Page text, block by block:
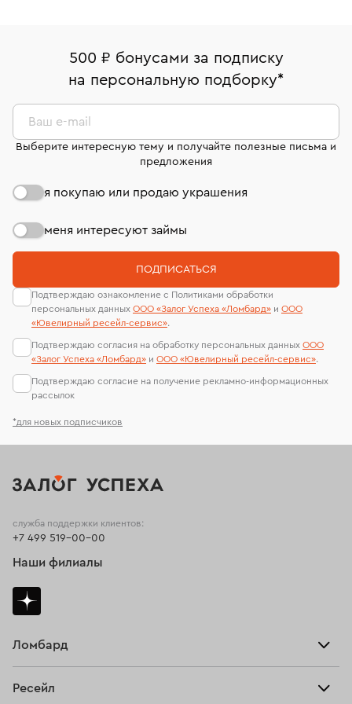
Вернем деньги без объяснения причины. У Вас есть
право передумать, если изделие вам не подошло. 7
дней на возврат. Детальные условия возврата
комиссионных украшений и часов смотрите на
странице«Возврат украшений»
номер (УИН)
На особо ценные изделия получены
сертификаты МГУ и других геммологических
лабораторий
500 ₽ бонусами за подписку
на персональную подборку*
*для новых подписчиков
Ваш e-mail
Выберите интересную тему и получайте полезные письма и
предложения
я покупаю или продаю украшения
меня интересуют займы
ПОДПИСАТЬСЯ
Подтверждаю ознакомление с Политиками обработки
персональных данных ООО «Залог Успеха «Ломбард» и ООО
«Ювелирный ресейл-сервиc».
Подтверждаю согласия на обработку персональных данных ООО
«Залог Успеха «Ломбард» и ООО «Ювелирный ресейл-сервиc».
Подтверждаю согласие на получение рекламно-информационных
рассылок
Ломбард
Ресейл
служба поддержки клиентов:
+7 499 519-00-00
Наши филиалы